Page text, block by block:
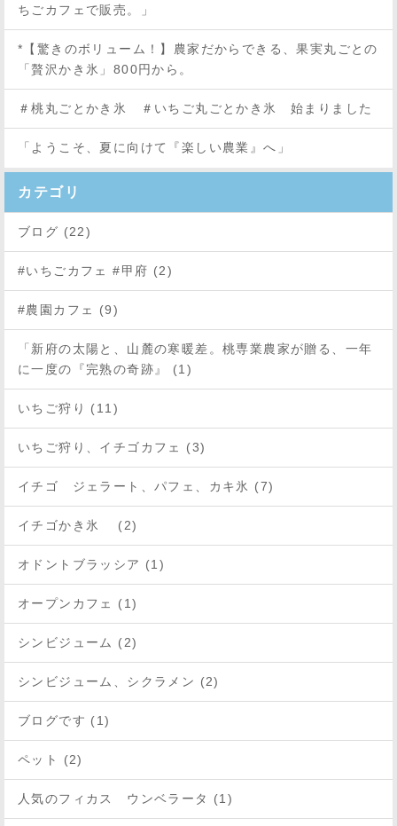
ちごカフェで販売。」
*【驚きのボリューム！】農家だからできる、果実丸ごとの
「贅沢かき氷」800円から。
＃桃丸ごとかき氷 ＃いちご丸ごとかき氷 始まりました
「ようこそ、夏に向けて『楽しい農業』へ」
カテゴリ
ブログ (22)
#いちごカフェ #甲府 (2)
#農園カフェ (9)
「新府の太陽と、山麓の寒暖差。桃専業農家が贈る、一年
に一度の『完熟の奇跡』 (1)
いちご狩り (11)
いちご狩り、イチゴカフェ (3)
イチゴ ジェラート、パフェ、カキ氷 (7)
イチゴかき氷 (2)
オドントブラッシア (1)
オープンカフェ (1)
シンビジューム (2)
シンビジューム、シクラメン (2)
ブログです (1)
ペット (2)
人気のフィカス ウンベラータ (1)